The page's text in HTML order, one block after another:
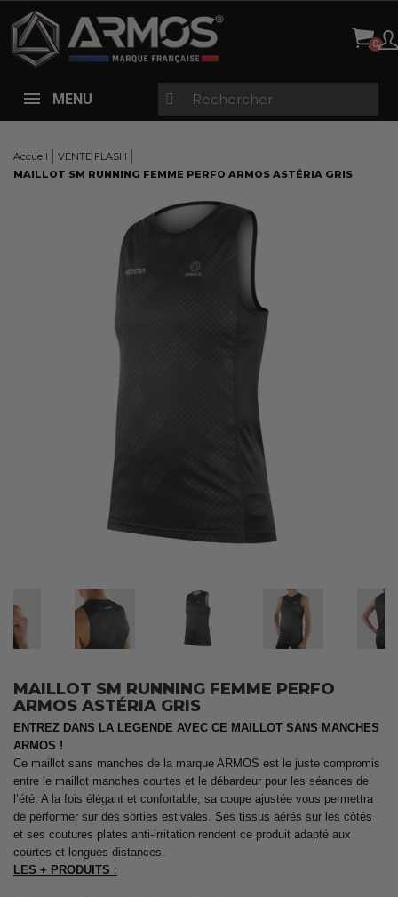
MENU
Accueil
VENTE FLASH
MAILLOT SM RUNNING FEMME PERFO ARMOS ASTÉRIA GRIS
MAILLOT SM RUNNING FEMME PERFO
ARMOS ASTÉRIA GRIS
ENTREZ DANS LA LEGENDE AVEC CE MAILLOT SANS MANCHES
ARMOS !
Ce maillot sans manches de la marque ARMOS est le juste compromis
entre le maillot manches courtes et le débardeur pour les séances de
l’été. A la fois élégant et confortable, sa coupe ajustée vous permettra
de performer sur des sorties estivales. Ses tissus aérés sur les côtés
et ses coutures plates anti-irritation rendent ce produit adapté aux
courtes et longues distances.
LES + PRODUITS :
Panneau de gestion des cookies